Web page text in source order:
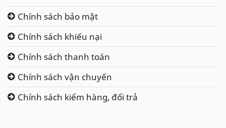
Chính sách bảo mật
Chính sách khiếu nại
Chính sách thanh toán
Chính sách vận chuyển
Chính sách kiểm hàng, đổi trả